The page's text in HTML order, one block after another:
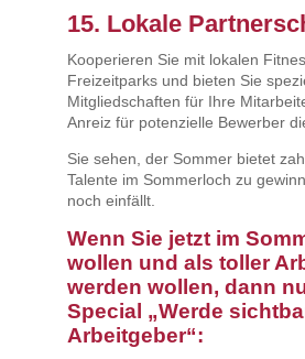
15. Lokale
Kooperieren Sie mit lokalen
Freizeitparks und bieten Sie
Mitgliedschaften für Ihre
Anreiz für potenzielle Bewerber
Sie sehen, der Sommer bietet
Talente im Sommerloch zu
noch einfällt.
Wenn Sie jetzt im
wollen und als toller
werden wollen, dann
Special „Werde
Arbeitgeber“: